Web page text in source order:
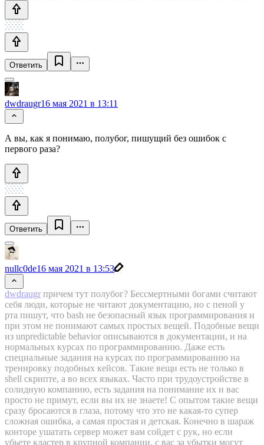
Ответить
dwdraugr16 мая 2021 в 13:11
А вы, как я понимаю, полубог, пишущий без ошибок с
первого раза?
Ответить
nullc0de16 мая 2021 в 13:53
dwdraugr причем тут полубог? Бессмертными богами считают
себя люди, которые не читают документацию, но с пеной у
рта пишут, что bash не безопасный язык программирования и
при этом не понимают самых простых вещей. Подобные вещи
из unpredictable behavior описываются в документации, и на
нормальных курсах по программированию. Даже есть
специальные задания на курсах по программированию на
тренировку подобных кейсов. Такие вещи есть не только в
shell скрипте, а во всех языках. Часто при трудоустройстве в
солидную компанию, есть задания на понимание их и вас
просто не примут, если вы их не знаете! С опытом такие вещи
сразу бросаются в глаза, потому что это не какая-то супер
сложная ошибка, а самая простая и детская. Конечно в шараж
конторе ушатать сервер может вам сойдет с рук, но если
убьете кластер в крупной компании, с вас за убытки могут